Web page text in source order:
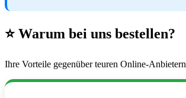
⭐ Warum bei uns bestellen?
Ihre Vorteile gegenüber teuren Online-Anbietern